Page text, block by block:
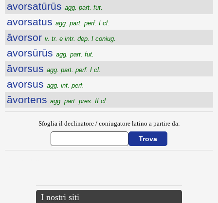
avorsatūrūs agg. part. fut.
avorsatus agg. part. perf. I cl.
āvorsor v. tr. e intr. dep. I coniug.
avorsūrūs agg. part. fut.
āvorsus agg. part. perf. I cl.
avorsus agg. inf. perf.
āvortens agg. part. pres. II cl.
Sfoglia il declinatore / coniugatore latino a partire da:
I nostri siti